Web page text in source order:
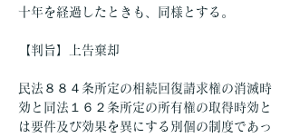
十年を経過したときも、同様とする。
【判旨】上告棄却
民法８８４条所定の相続回復請求権の消滅時
効と同法１６２条所定の所有権の取得時効と
は要件及び効果を異にする別個の制度であっ